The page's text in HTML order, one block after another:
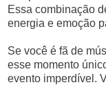
Essa combinação
energia e emoção
Se você é fã de
esse momento
evento imperdível.